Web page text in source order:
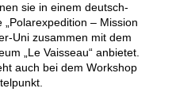
sie in einem deutsch-
– Mission
Uni zusammen mit dem
„Le Vaisseau“ anbietet.
auch bei dem Workshop